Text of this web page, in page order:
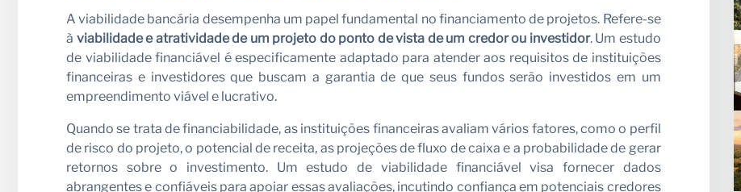
A viabilidade bancária desempenha um papel fundamental no financiamento de projetos. Refere-se
à viabilidade e atratividade de um projeto do ponto de vista de um credor ou investidor. Um estudo
de viabilidade financiável é especificamente adaptado para atender aos requisitos de instituições
financeiras e investidores que buscam a garantia de que seus fundos serão investidos em um
empreendimento viável e lucrativo.
Quando se trata de financiabilidade, as instituições financeiras avaliam vários fatores, como o perfil
de risco do projeto, o potencial de receita, as projeções de fluxo de caixa e a probabilidade de gerar
retornos sobre o investimento. Um estudo de viabilidade financiável visa fornecer dados
abrangentes e confiáveis para apoiar essas avaliações, incutindo confiança em potenciais credores